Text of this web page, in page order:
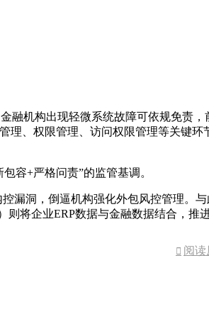
融机构出现轻微系统故障可依规免责
、权限管理、访问权限管理等关键
容+严格问责”的监管基调。
漏洞，倒逼机构强化外包风控管理。
将企业ERP数据与金融数据结合，推
 阅读